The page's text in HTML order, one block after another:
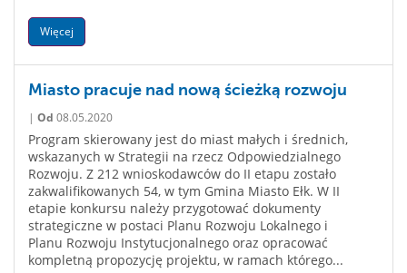
Więcej
Miasto pracuje nad nową ścieżką rozwoju
| Od 08.05.2020
Program skierowany jest do miast małych i średnich,
wskazanych w Strategii na rzecz Odpowiedzialnego
Rozwoju. Z 212 wnioskodawców do II etapu zostało
zakwalifikowanych 54, w tym Gmina Miasto Ełk. W II
etapie konkursu należy przygotować dokumenty
strategiczne w postaci Planu Rozwoju Lokalnego i
Planu Rozwoju Instytucjonalnego oraz opracować
kompletną propozycję projektu, w ramach którego...